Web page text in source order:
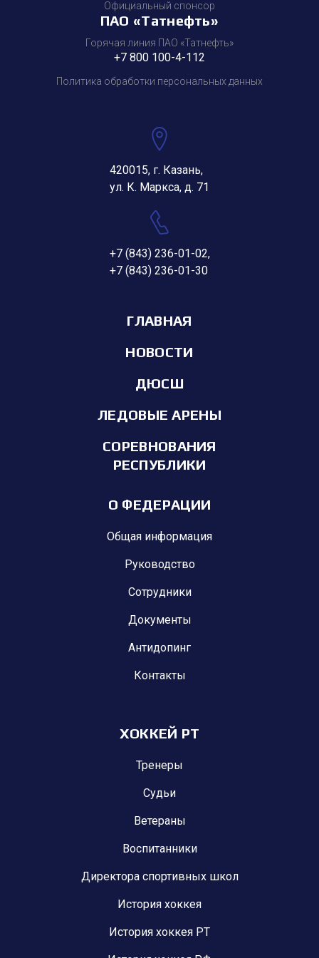
Официальный спонсор
ПАО «Татнефть»
Горячая линия ПАО «Татнефть»
+7 800 100-4-112
Политика обработки персональных данных
420015, г. Казань,
ул. К. Маркса, д. 71
+7 (843) 236-01-02,
+7 (843) 236-01-30
ГЛАВНАЯ
НОВОСТИ
ДЮСШ
ЛЕДОВЫЕ АРЕНЫ
СОРЕВНОВАНИЯ
РЕСПУБЛИКИ
О ФЕДЕРАЦИИ
Общая информация
Руководство
Сотрудники
Документы
Антидопинг
Контакты
ХОККЕЙ РТ
Тренеры
Судьи
Ветераны
Воспитанники
Директора спортивных школ
История хоккея
История хоккея РТ